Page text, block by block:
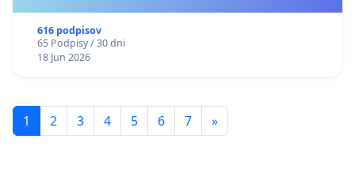
616 podpisov
65 Podpisy / 30 dni
18 Jun 2026
1 2 3 4 5 6 7 »